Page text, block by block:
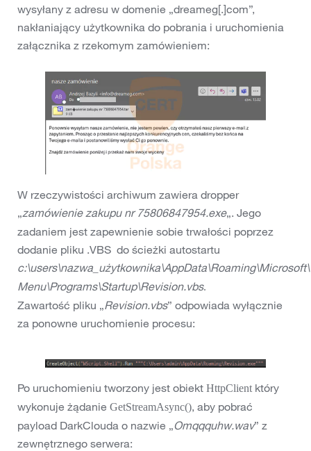
wysyłany z adresu w domenie „dreameg[.]com”,
nakłaniający użytkownika do pobrania i uruchomienia
załącznika z rzekomym zamówieniem:
W rzeczywistości archiwum zawiera dropper
„zamówienie zakupu nr 75806847954.exe„. Jego
zadaniem jest zapewnienie sobie trwałości poprzez
dodanie pliku .VBS do ścieżki autostartu
Menu\Programs\Startup\Revision.vbs.
Zawartość pliku „Revision.vbs” odpowiada wyłącznie
za ponowne uruchomienie procesu:
Po uruchomieniu tworzony jest obiekt HttpClient który
wykonuje żądanie GetStreamAsync(), aby pobrać
payload DarkClouda o nazwie „Omqqquhw.wav” z
zewnętrznego serwera: